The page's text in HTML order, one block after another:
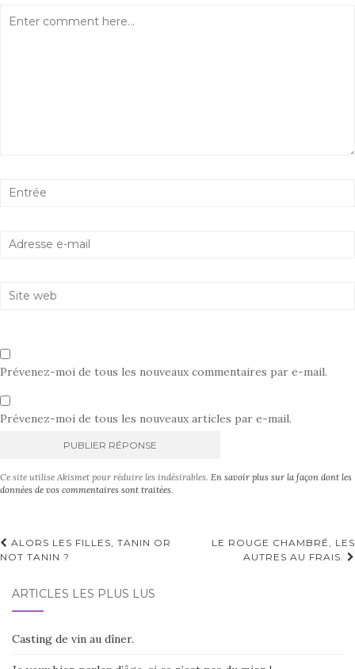
Prévenez-moi de tous les nouveaux commentaires par e-mail.
Prévenez-moi de tous les nouveaux articles par e-mail.
l
n
Ce site utilise Akismet pour réduire les indésirables. En savoir plus sur la façon dont les
données de vos commentaires sont traitées.
Navigation
ALORS LES FILLES, TANIN OR
NOT TANIN ?
LE ROUGE CHAMBRÉ, LES
AUTRES AU FRAIS.
ARTICLES LES PLUS LUS
Casting de vin au dîner.